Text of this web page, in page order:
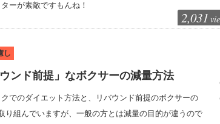
ーが素敵ですもんね！
2,031
し
ンド前提」なボクサーの減量方法
でのダイエット方法と、リバウンド前提のボクサーの
り組んでいますが、一般の方とは減量の目的が違うので